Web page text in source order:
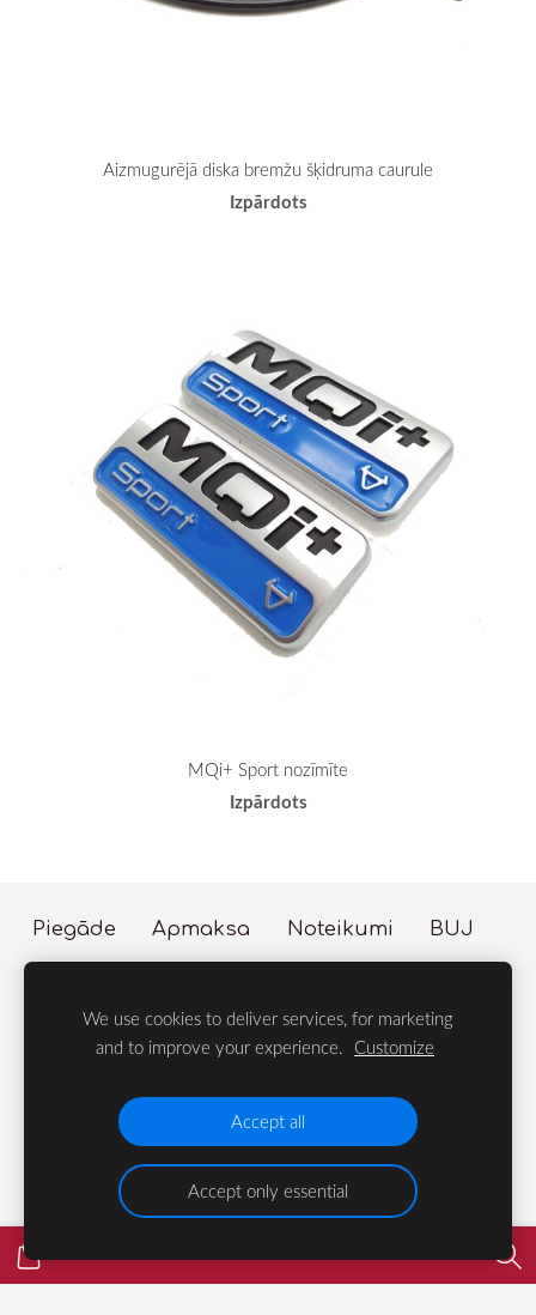
Aizmugurējā diska bremžu šķidruma caurule
Izpārdots
MQi+ Sport nozīmīte
Izpārdots
Piegāde Apmaksa Noteikumi
BUJ
© 2023 LIFE Group
We use cookies to deliver services, for marketing
and to improve your experience. Customize
Accept all
Accept only essential